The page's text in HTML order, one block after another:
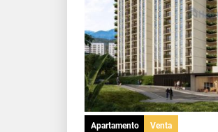
Apartamento Venta